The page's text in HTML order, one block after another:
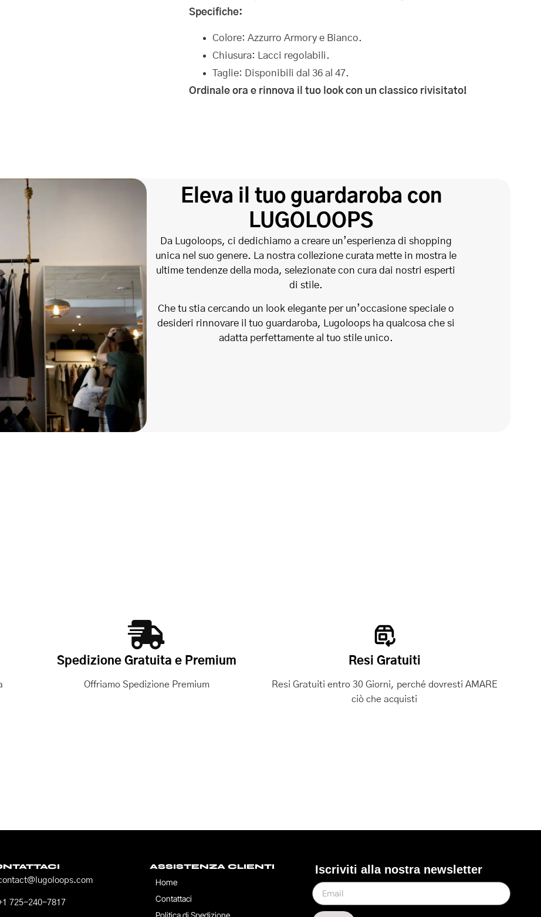
Specifiche:
Colore: Azzurro Armory e Bianco.
Chiusura: Lacci regolabili.
Taglie: Disponibili dal 36 al 47.
Ordinale ora e rinnova il tuo look con un classico rivisitato!
Eleva il tuo guardaroba con
LUGOLOOPS
Da Lugoloops, ci dedichiamo a creare un’esperienza di shopping
unica nel suo genere. La nostra collezione curata mette in mostra le
ultime tendenze della moda, selezionate con cura dai nostri esperti
di stile.
Che tu stia cercando un look elegante per un’occasione speciale o
desideri rinnovare il tuo guardaroba, Lugoloops ha qualcosa che si
adatta perfettamente al tuo stile unico.
Spedizione Gratuita e Premium
Offriamo Spedizione Premium
Resi Gratuiti
Resi Gratuiti entro 30 Giorni, perché dovresti AMARE
ciò che acquisti
725-240-7817
ASSISTENZA CLIENTI
Home
Contattaci
Iscriviti alla nostra newsletter